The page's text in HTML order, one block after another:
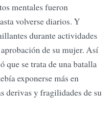
mentales fueron
volverse diarios. Y
durante actividades
de su mujer. Así
que se trata de una batalla
exponerse más en
derivas y fragilidades de su